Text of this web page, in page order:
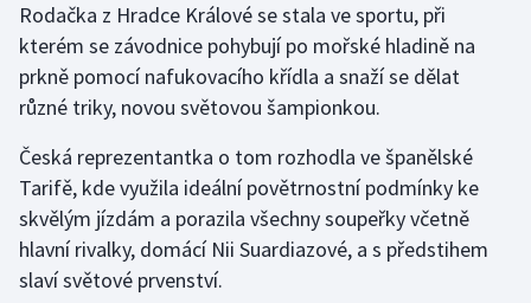
Moderní pětiboj
Motorsport
Parasport
Plavání
Rodačka z Hradce Králové se stala ve sportu, při
kterém se závodnice pohybují po mořské hladině na
prkně pomocí nafukovacího křídla a snaží se dělat
různé triky, novou světovou šampionkou.
Česká reprezentantka o tom rozhodla ve španělské
Tarifě, kde využila ideální povětrnostní podmínky ke
skvělým jízdám a porazila všechny soupeřky včetně
hlavní rivalky, domácí Nii Suardiazové, a s předstihem
slaví světové prvenství.